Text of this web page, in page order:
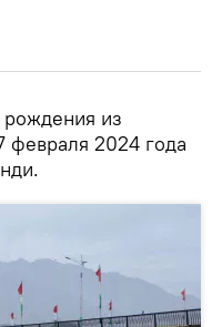
из
февраля 2024 года